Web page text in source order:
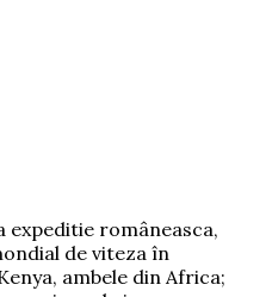
expeditie româneasca,
de viteza în
ambele din Africa;